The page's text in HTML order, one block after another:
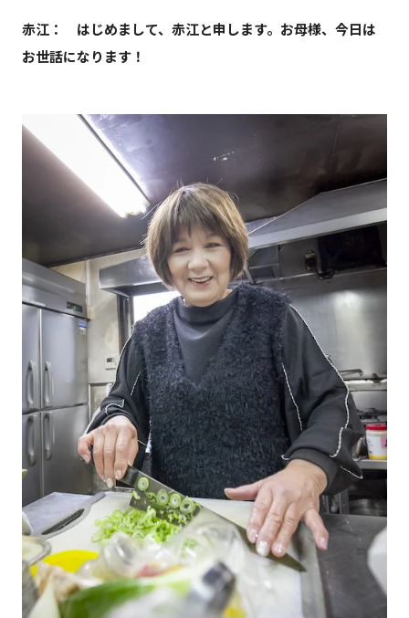
赤江： はじめまして、赤江と申します。 お母様、今日は
お世話になります！